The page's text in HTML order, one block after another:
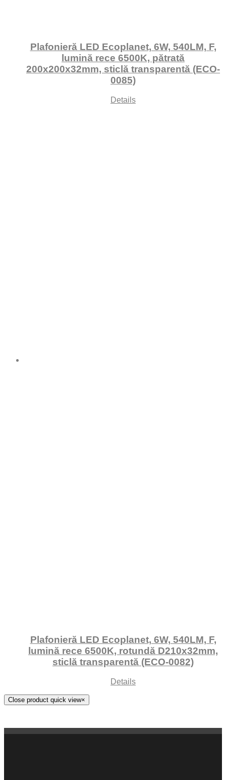
Plafonieră LED Ecoplanet, 6W, 540LM, F,
lumină rece 6500K, pătrată
200x200x32mm, sticlă transparentă (ECO-
0085)
Details
Plafonieră LED Ecoplanet, 6W, 540LM, F,
lumină rece 6500K, rotundă D210x32mm,
sticlă transparentă (ECO-0082)
Details
Close product quick view×